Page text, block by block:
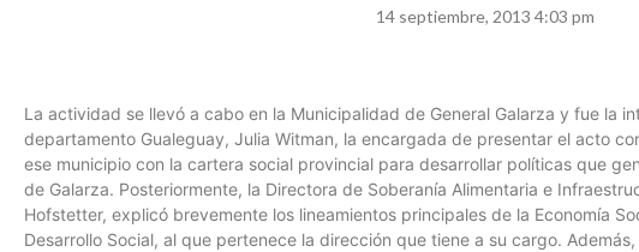
14 septiembre, 2013 4:03 pm
La actividad se llevó a cabo en la Municipalidad de General Galarza y fue la
departamento Gualeguay, Julia Witman, la encargada de presentar el acto
ese municipio con la cartera social provincial para desarrollar políticas que
de Galarza. Posteriormente, la Directora de Soberanía Alimentaria e
Hofstetter, explicó brevemente los lineamientos principales de la Economía
Desarrollo Social, al que pertenece la dirección que tiene a su cargo.